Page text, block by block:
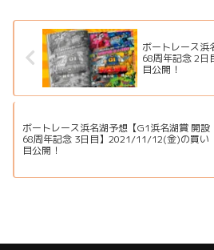
報まで詳しく紹介します。
を詳
ボートレース浜
68周年記念 2
目公開！
ボートレース浜名湖予想【G1浜名湖賞 開設
68周年記念 3日目】2021/11/12(金)の買い
目公開！